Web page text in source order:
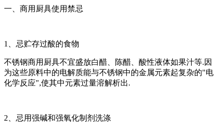
一、商用厨具使用禁忌
1、忌贮存过酸的食物
不锈钢商用厨具不宜盛放白醋、陈醋、酸性液体如果汁等.因
为这些原料中的电解质能与不锈钢中的金属元素起复杂的"电
化学反应",使其中元素过量溶解析出.
2、忌用强碱和强氧化制剂洗涤